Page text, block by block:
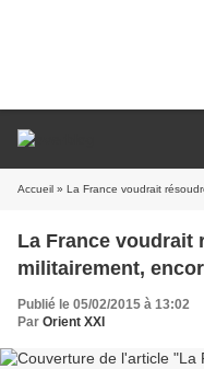
Accueil » La France voudrait résoudre la
La France voudrait
militairement,
Publié le 05/02/2015 à 13:02
Par Orient XXI